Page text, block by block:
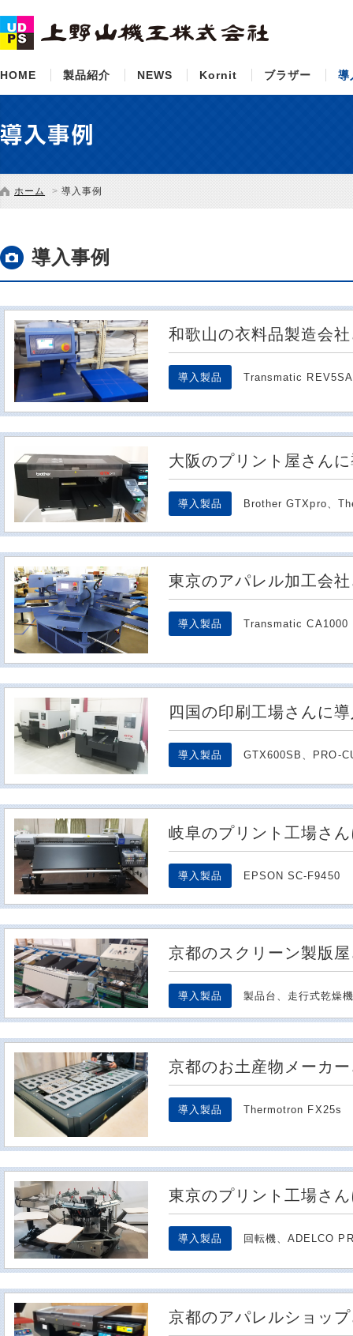
HOME 製品紹介 NEWS Kornit ブラザー 導
ホーム 導入事例
導入事例
和歌山の衣料品製造会
導入製品 Transmatic
大阪のプリント屋さん
導入製品 Brother GTXpro、
東京のアパレル加工会
導入製品 Transmatic CA1000
四国の印刷工場さんに
導入製品 GTX600SB、PRO-
岐阜のプリント工場さ
導入製品 EPSON SC-F9450
京都のスクリーン製版
導入製品 製品台、走行式乾燥
京都のお土産物メーカ
導入製品 Thermotron FX25s
東京のプリント工場さ
導入製品 回転機、ADELCO
京都のアパレルショッ